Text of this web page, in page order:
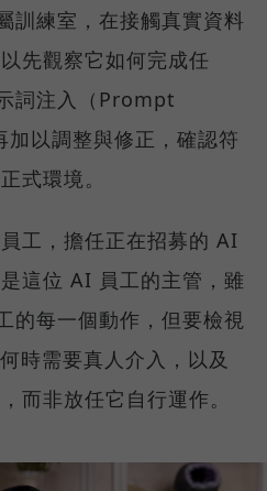
訓練室，在接觸真實資料
先觀察它如何完成任
詞注入（Prompt
以調整與修正，確認符
式環境。
工，擔任正在招募的 AI
這位 AI 員工的主管，雖
的每一個動作，但要檢視
時需要真人介入，以及
而非放任它自行運作。